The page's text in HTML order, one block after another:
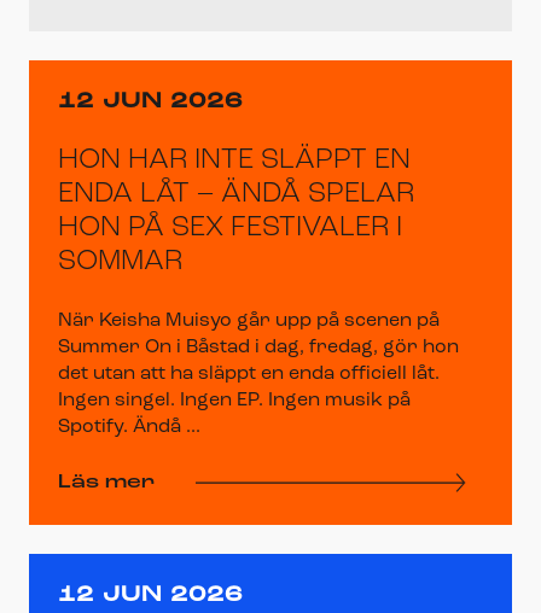
12 JUN 2026
HON HAR INTE SLÄPPT EN
ENDA LÅT – ÄNDÅ SPELAR
HON PÅ SEX FESTIVALER I
SOMMAR
När Keisha Muisyo går upp på scenen på
Summer On i Båstad i dag, fredag, gör hon
det utan att ha släppt en enda officiell låt.
Ingen singel. Ingen EP. Ingen musik på
Spotify. Ändå ...
Läs mer
12 JUN 2026